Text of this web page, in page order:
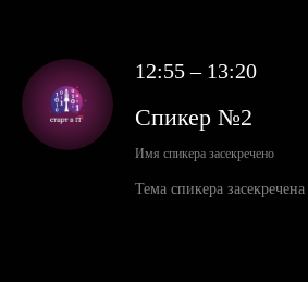
12:55 – 13:20
Спикер №2
Имя спикера засекречено
Тема спикера засекречена